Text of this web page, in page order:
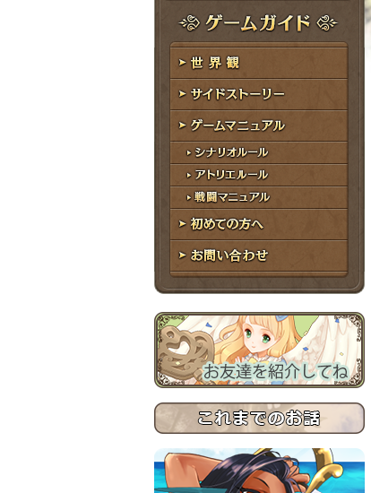
ド
レ
ス
ー
ド
ゲームガイド
世界観
サイドストーリー
ゲームマニュアル
シナリオルール
アトリエルール
戦闘マニュアル
初めての方へ
お問い合わせ